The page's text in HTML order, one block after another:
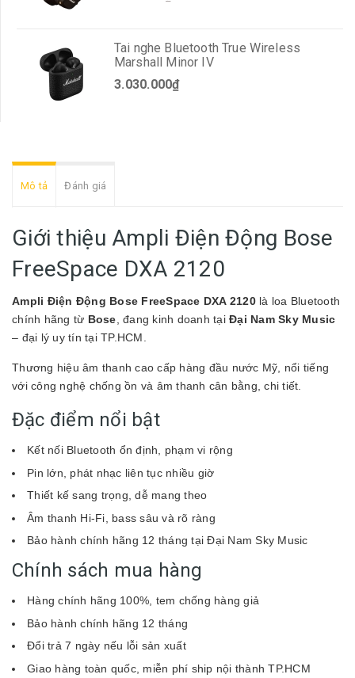
Tai nghe Bluetooth True Wireless
Marshall Minor IV
3.030.000₫
Mô tả Đánh giá
Giới thiệu Ampli Điện Động Bose
FreeSpace DXA 2120
Ampli Điện Động Bose FreeSpace DXA 2120là loa Bluetooth
chính hãng từ Bose , đang kinh doanh tại Đại Nam Sky Music
– đại lý uy tín tại TP.HCM.
Thương hiệu âm thanh cao cấp hàng đầu nước Mỹ, nổi tiếng
với công nghệ chống ồn và âm thanh cân bằng, chi tiết.
Đặc điểm nổi bật
Kết nối Bluetooth ổn định, phạm vi rộng
Pin lớn, phát nhạc liên tục nhiều giờ
Thiết kế sang trọng, dễ mang theo
Âm thanh Hi-Fi, bass sâu và rõ ràng
Bảo hành chính hãng 12 tháng tại Đại Nam Sky Music
Chính sách mua hàng
Hàng chính hãng 100%, tem chống hàng giả
Bảo hành chính hãng 12 tháng
Đổi trả 7 ngày nếu lỗi sản xuất
Giao hàng toàn quốc, miễn phí ship nội thành TP.HCM